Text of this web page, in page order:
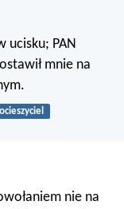
ucisku; PAN
mnie na
nie na